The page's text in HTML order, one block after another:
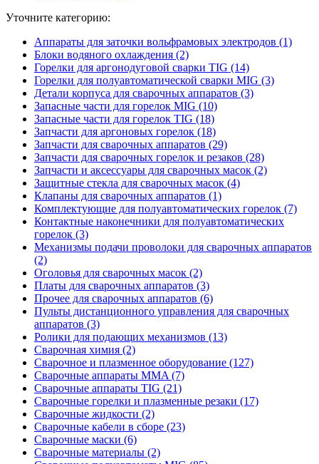
Уточните категорию:
Аппараты для заточки вольфрамовых электродов (1)
Блоки водяного охлаждения (2)
Горелки для аргонодуговой сварки TIG (14)
Горелки для полуавтоматической сварки MIG (3)
Детали корпуса для сварочных аппаратов (3)
Запасные части для горелок MIG (10)
Запасные части для горелок TIG (18)
Запчасти для аргоновых горелок (18)
Запчасти для сварочных аппаратов (29)
Запчасти для сварочных горелок и резаков (28)
Запчасти и аксессуары для сварочных масок (2)
Защитные стекла для сварочных масок (4)
Клапаны для сварочных аппаратов (1)
Комплектующие для полуавтоматических горелок (7)
Контактные наконечники для полуавтоматических
горелок (3)
Механизмы подачи проволоки для сварочных аппаратов
(2)
Оголовья для сварочных масок (2)
Платы для сварочных аппаратов (3)
Прочее для сварочных аппаратов (6)
Пульты дистанционного управления для сварочных
аппаратов (3)
Ролики для подающих механизмов (13)
Сварочная химия (2)
Сварочное и плазменное оборудование (127)
Сварочные аппараты MMA (7)
Сварочные аппараты TIG (21)
Сварочные горелки и плазменные резаки (17)
Сварочные жидкости (2)
Сварочные кабели в сборе (23)
Сварочные маски (6)
Сварочные материалы (2)